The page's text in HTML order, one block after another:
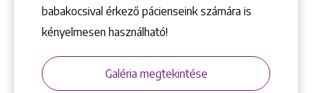
babakocsival érkező pácienseink számára is
kényelmesen használható!
Galéria megtekintése